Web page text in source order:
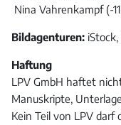
Nina Vahrenkampf (-
Bildagenturen:
Haftung
LPV GmbH haftet
Manuskripte,
Kein Teil von LPV